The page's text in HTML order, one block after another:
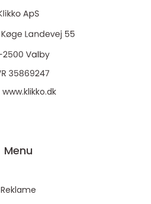
www.klikko.dk
Menu
Reklame